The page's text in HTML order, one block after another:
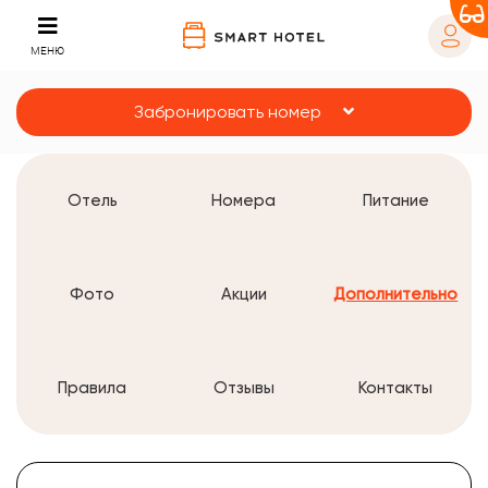
МЕНЮ
Забронировать номер
Отель Номера Питание
Фото Акции Дополнительно
Правила Отзывы Контакты